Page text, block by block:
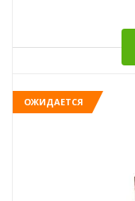
ОЖИДАЕТСЯ